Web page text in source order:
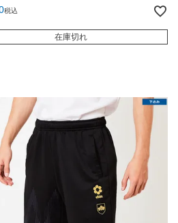
税込
在庫切れ